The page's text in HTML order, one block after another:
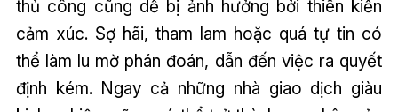
thủ công cũng dễ bị ảnh hưởng bởi thiên kiến
cảm xúc. Sợ hãi, tham lam hoặc quá tự tin có
thể làm lu mờ phán đoán, dẫn đến việc ra quyết
định kém. Ngay cả những nhà giao dịch giàu